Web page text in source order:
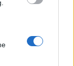
mesél –